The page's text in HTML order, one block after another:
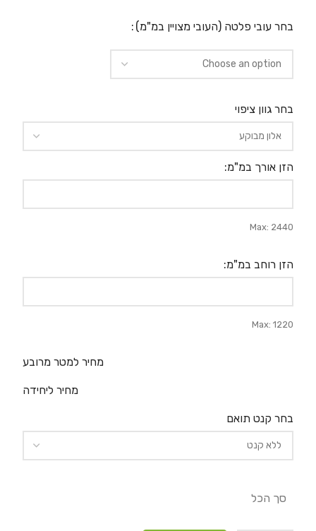
בחר עובי פלטה (העובי מצויין במ"מ)
בחר גוון ציפוי
הזן אורך במ"מ:
Max: 2440
הזן רוחב במ"מ:
Max: 1220
מחיר למטר מרובע
מחיר ליחידה
בחר קנט תואם
סך הכל